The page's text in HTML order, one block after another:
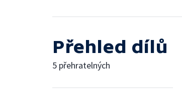
Přehled dílů
5 přehratelných